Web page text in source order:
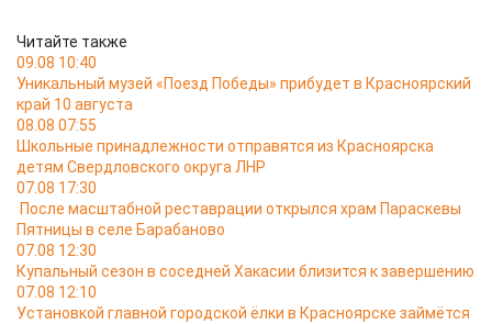
Читайте также
09.08 10:40
Уникальный музей «Поезд Победы» прибудет в Красноярский
край 10 августа
08.08 07:55
Школьные принадлежности отправятся из Красноярска
детям Свердловского округа ЛНР
07.08 17:30
После масштабной реставрации открылся храм Параскевы
Пятницы в селе Барабаново
07.08 12:30
Купальный сезон в соседней Хакасии близится к завершению
07.08 12:10
Установкой главной городской ёлки в Красноярске займётся